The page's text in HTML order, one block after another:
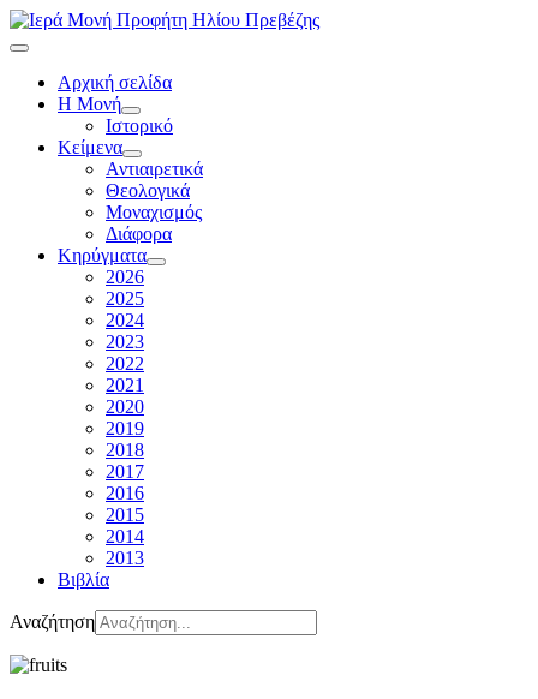
Αρχική σελίδα
Η Μονή
Ιστορικό
Κείμενα
Αντιαιρετικά
Θεολογικά
Μοναχισμός
Διάφορα
Κηρύγματα
2026
2025
2024
2023
2022
2021
2020
2019
2018
2017
2016
2015
2014
2013
Βιβλία
Αναζήτηση